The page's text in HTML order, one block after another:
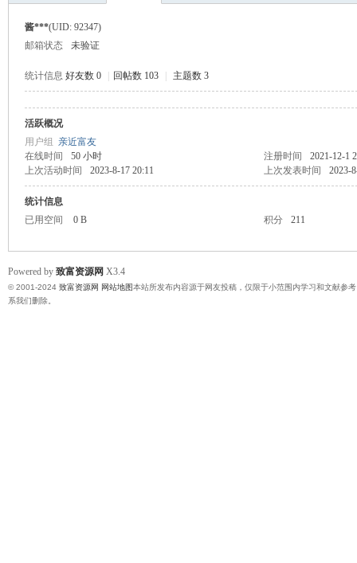
资
酱***(UID: 92347)
邮箱状态
未验证
统计信息 好友数 0 回帖数 103 主题数 3
活跃概况
用户组 亲近富友
在线时间
50 小时 注册时间
2021-12-1
上次活动时间
2023-8-17 20:11 上次发表时间 2023-
统计信息
已用空间
0 B 积分 211
Powered by 致富资源网 X3.4
© 2001-2024 致富资源网 网站地图本站所发布内容源于网友投稿，仅限于小范围内学习和文献参
系我们删除。